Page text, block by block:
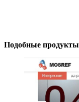
Подобные продукты